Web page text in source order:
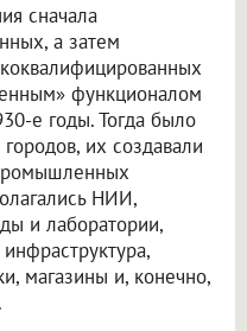
сначала
а затем
функционалом
е годы. Тогда было
их создавали
НИИ,
и лаборатории,
магазины и, конечно,